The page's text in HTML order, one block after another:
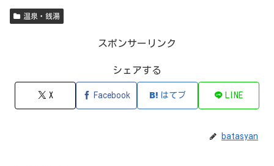
温泉・銭湯
スポンサーリンク
シェアする
X Facebook はてブ LINE
batasyan